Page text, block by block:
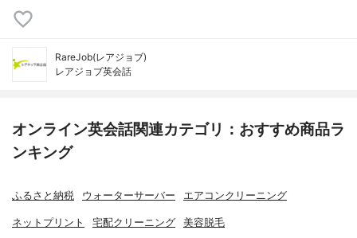
RareJob(レアジョブ)
レアジョブ英会話
オンライン英会話関連カテゴリ：おすすめ商品ラ
ンキング
ふるさと納税 ウォーターサーバー エアコンクリーニング
ネットプリント 宅配クリーニング 美容脱毛